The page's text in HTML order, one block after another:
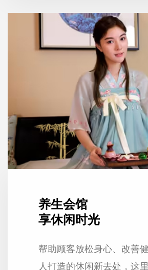
养生会馆
享休闲时光
帮助顾客放松身心、改善
人打造的休闲新去处，这